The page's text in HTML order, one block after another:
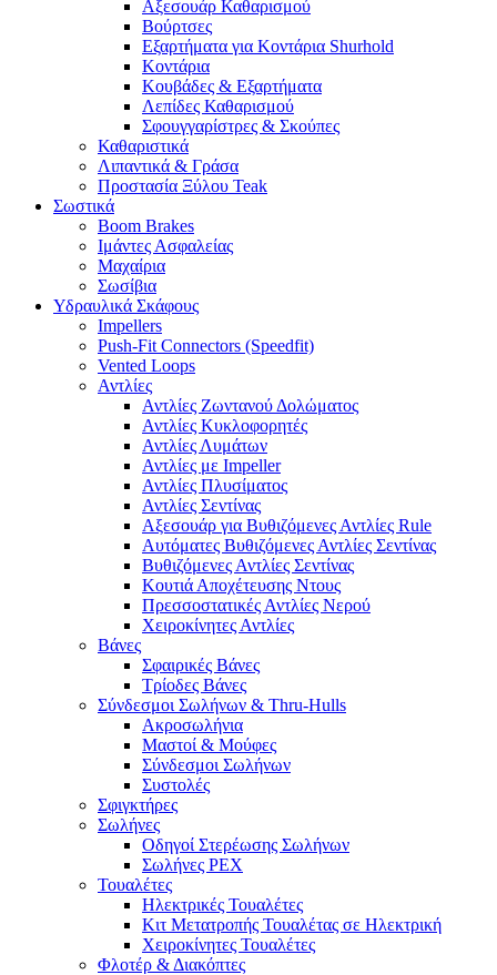
Αξεσουάρ Καθαρισμού
Βούρτσες
Εξαρτήματα για Κοντάρια Shurhold
Κοντάρια
Κουβάδες & Εξαρτήματα
Λεπίδες Καθαρισμού
Σφουγγαρίστρες & Σκούπες
Καθαριστικά
Λιπαντικά & Γράσα
Προστασία Ξύλου Teak
Σωστικά
Boom Brakes
Ιμάντες Ασφαλείας
Μαχαίρια
Σωσίβια
Υδραυλικά Σκάφους
Impellers
Push-Fit Connectors (Speedfit)
Vented Loops
Αντλίες
Αντλίες Ζωντανού Δολώματος
Αντλίες Κυκλοφορητές
Αντλίες Λυμάτων
Αντλίες με Impeller
Αντλίες Πλυσίματος
Αντλίες Σεντίνας
Αξεσουάρ για Βυθιζόμενες Αντλίες Rule
Αυτόματες Βυθιζόμενες Αντλίες Σεντίνας
Βυθιζόμενες Αντλίες Σεντίνας
Κουτιά Αποχέτευσης Ντους
Πρεσσοστατικές Αντλίες Νερού
Χειροκίνητες Αντλίες
Βάνες
Σφαιρικές Βάνες
Τρίοδες Βάνες
Σύνδεσμοι Σωλήνων & Thru-Hulls
Ακροσωλήνια
Μαστοί & Μούφες
Σύνδεσμοι Σωλήνων
Συστολές
Σφιγκτήρες
Σωλήνες
Οδηγοί Στερέωσης Σωλήνων
Σωλήνες PEX
Τουαλέτες
Ηλεκτρικές Τουαλέτες
Κιτ Μετατροπής Τουαλέτας σε Ηλεκτρική
Χειροκίνητες Τουαλέτες
Φλοτέρ & Διακόπτες